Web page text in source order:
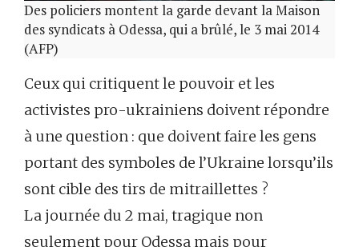
Des policiers montent la garde devant la Maison
des syndicats à Odessa, qui a brûlé, le 3 mai 2014
(AFP)
Ceux qui critiquent le pouvoir et les
activistes pro-ukrainiens doivent répondre
à une question : que doivent faire les gens
portant des symboles de l’Ukraine lorsqu’ils
sont cible des tirs de mitraillettes ?
La journée du 2 mai, tragique non
seulement pour Odessa mais pour